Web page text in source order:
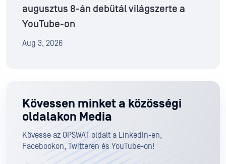
augusztus 8-án debütál világszerte a
YouTube-on
Aug 3, 2026
Kövessen minket a közösségi
oldalakon Media
Kövesse az OPSWAT oldalt a LinkedIn-en,
Facebookon, Twitteren és YouTube-on!